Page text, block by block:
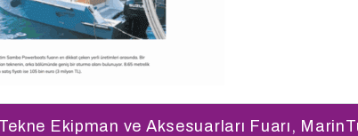
Ekipman ve Aksesuarları Fuarı,